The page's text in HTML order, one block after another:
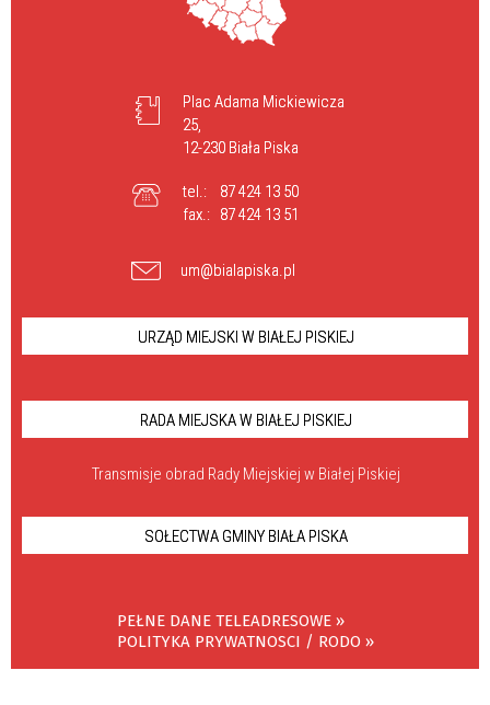
Plac Adama Mickiewicza
25,
12-230 Biała Piska
tel.:
87 424 13 50
fax.: 87 424 13 51
um@bialapiska.pl
URZĄD MIEJSKI W BIAŁEJ PISKIEJ
RADA MIEJSKA W BIAŁEJ PISKIEJ
Transmisje obrad Rady Miejskiej w Białej Piskiej
SOŁECTWA GMINY BIAŁA PISKA
PEŁNE DANE TELEADRESOWE »
POLITYKA PRYWATNOSCI / RODO »